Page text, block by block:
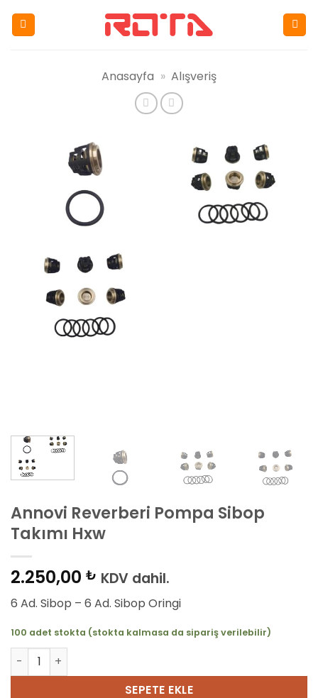
atla
Anasayfa » Alışveriş
Annovi Reverberi Pompa Sibop
Takımı Hxw
2.250,00 ₺ KDV dahil.
6 Ad. Sibop – 6 Ad. Sibop Oringi
100 adet stokta (stokta kalmasa da sipariş verilebilir)
Annovi Reverberi Pompa Sibop Takımı Hxw adet
SEPETE EKLE